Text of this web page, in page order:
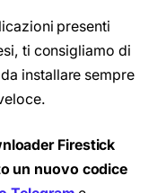
presenti
ti consigliamo di
installare sempre
Firestick
un nuovo codice